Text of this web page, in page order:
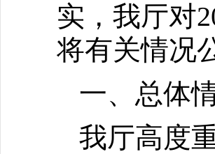
实，我厅对
将有关情况
一、总体
我厅高度